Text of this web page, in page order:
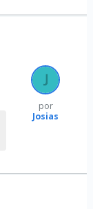
por
Josias